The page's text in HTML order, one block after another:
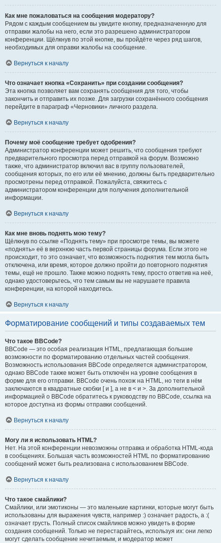
Как мне пожаловаться на сообщения модератору?
Рядом с каждым сообщением вы увидите кнопку, предназначенную для
отправки жалобы на него, если это разрешено администратором
конференции. Щёлкнув по этой кнопке, вы пройдёте через ряд шагов,
необходимых для оправки жалобы на сообщение.
Вернуться к началу
Что означает кнопка «Сохранить» при создании сообщения?
Эта кнопка позволяет вам сохранять сообщения для того, чтобы
закончить и отправить их позже. Для загрузки сохранённого сообщения
перейдите в параграф «Черновики» личного раздела.
Вернуться к началу
Почему моё сообщение требует одобрения?
Администратор конференции может решить, что сообщения требуют
предварительного просмотра перед отправкой на форум. Возможно
также, что администратор включил вас в группу пользователей,
сообщения которых, по его или её мнению, должны быть предварительно
просмотрены перед отправкой. Пожалуйста, свяжитесь с
администратором конференции для получения дополнительной
информации.
Вернуться к началу
Как мне вновь поднять мою тему?
Щёлкнув по ссылке «Поднять тему» при просмотре темы, вы можете
«поднять» её в верхнюю часть первой страницы форума. Если этого не
происходит, то это означает, что возможность поднятия тем могла быть
отключена, или время, которое должно пройти до повторного поднятия
темы, ещё не прошло. Также можно поднять тему, просто ответив на неё,
однако удостоверьтесь, что тем самым вы не нарушаете правила
конференции, на которой находитесь.
Вернуться к началу
Форматирование сообщений и типы создаваемых тем
Что такое BBCode?
BBCode — это особая реализация HTML, предлагающая большие
возможности по форматированию отдельных частей сообщения.
Возможность использования BBCode определяется администратором,
однако BBCode также может быть отключён на уровне сообщения в
форме для его отправки. BBCode очень похож на HTML, но теги в нём
заключаются в квадратные скобки [ и ], а не в < и >. За дополнительной
информацией о BBCode обратитесь к руководству по BBCode, ссылка на
которое доступна из формы отправки сообщений.
Вернуться к началу
Могу ли я использовать HTML?
Нет. На этой конференции невозможны отправка и обработка HTML-кода
в сообщениях. Большая часть возможностей HTML по форматированию
сообщений может быть реализована с использованием BBCode.
Вернуться к началу
Что такое смайлики?
Смайлики, или эмотиконы — это маленькие картинки, которые могут быть
использованы для выражения чувств, например :) означает радость, а :(
означает грусть. Полный список смайликов можно увидеть в форме
создания сообщений. Только не перестарайтесь, используя их: они легко
могут сделать сообщение нечитаемым, и модератор может